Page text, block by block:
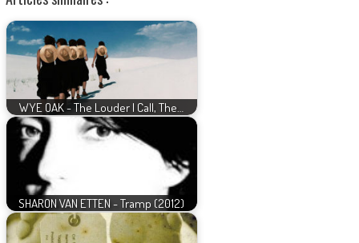
WYE OAK - The Louder I Call, The…
SHARON VAN ETTEN - Tramp (2012)